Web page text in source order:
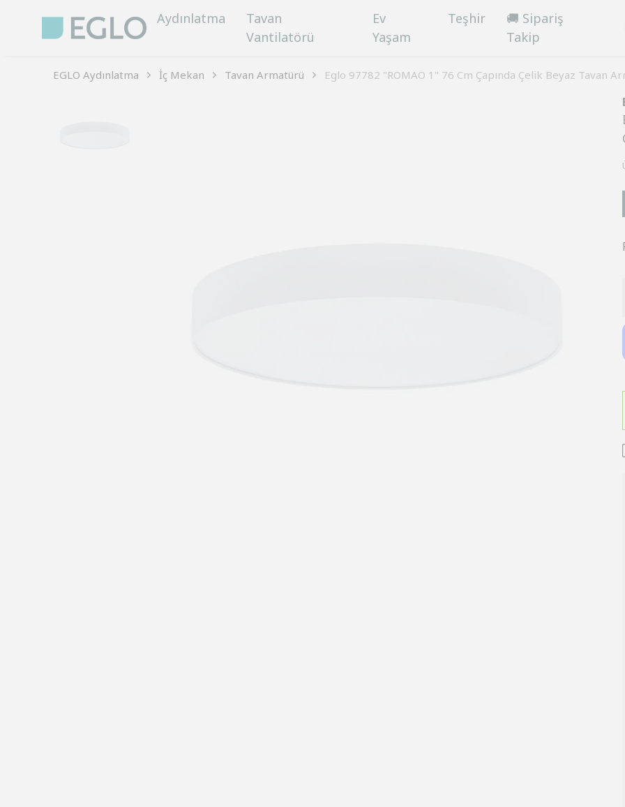
Aydınlatma
Tavan
Vantilatörü
Ev
Yaşam
Teşhir
🚚 Sipariş
Takip
EGLO Aydınlatma İç Mekan Tavan Armatürü Eglo 97782 "ROMAO 1" 76 Cm Çapında Çelik Beyaz Tavan